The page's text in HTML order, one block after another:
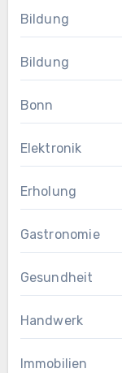
Bildung
Bildung
Bonn
Elektronik
Erholung
Gastronomie
Gesundheit
Handwerk
Immobilien